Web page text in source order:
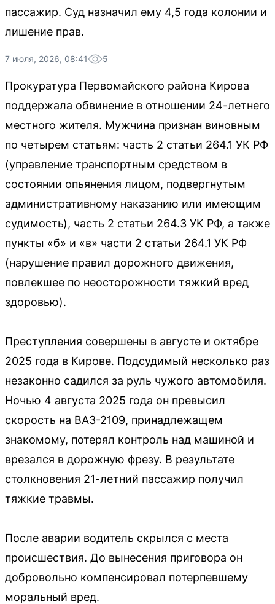
пассажир. Суд назначил ему 4,5 года колонии и
лишение прав.
7 июля, 2026, 08:41 5
Прокуратура Первомайского района Кирова
поддержала обвинение в отношении 24-летнего
местного жителя. Мужчина признан виновным
по четырем статьям: часть 2 статьи 264.1 УК РФ
(управление транспортным средством в
состоянии опьянения лицом, подвергнутым
административному наказанию или имеющим
судимость), часть 2 статьи 264.3 УК РФ, а также
пункты «б» и «в» части 2 статьи 264.1 УК РФ
(нарушение правил дорожного движения,
повлекшее по неосторожности тяжкий вред
здоровью).
Преступления совершены в августе и октябре
2025 года в Кирове. Подсудимый несколько раз
незаконно садился за руль чужого автомобиля.
Ночью 4 августа 2025 года он превысил
скорость на ВАЗ-2109, принадлежащем
знакомому, потерял контроль над машиной и
врезался в дорожную фрезу. В результате
столкновения 21-летний пассажир получил
тяжкие травмы.
После аварии водитель скрылся с места
происшествия. До вынесения приговора он
добровольно компенсировал потерпевшему
моральный вред.